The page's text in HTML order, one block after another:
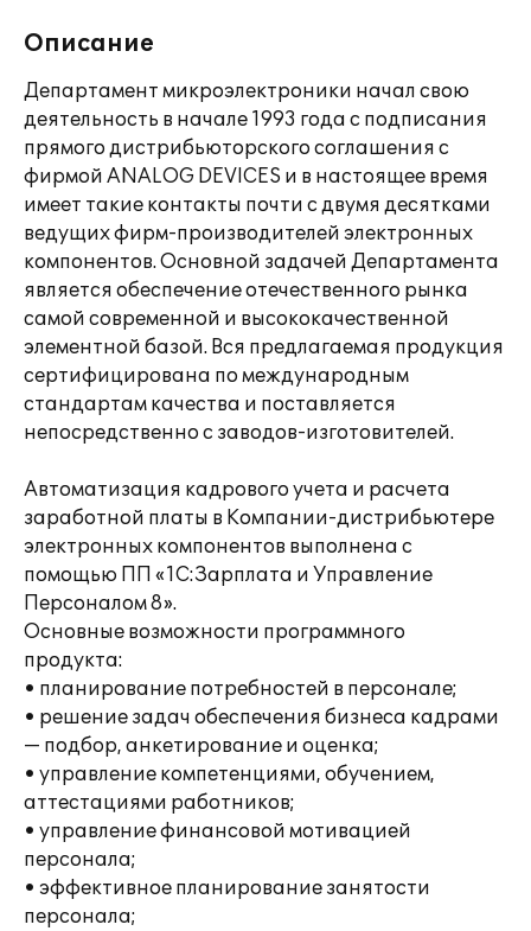
Описание
Департамент микроэлектроники начал свою
деятельность в начале 1993 года с подписания
прямого дистрибьюторского соглашения с
фирмой ANALOG DEVICES и в настоящее время
имеет такие контакты почти с двумя десятками
ведущих фирм-производителей электронных
компонентов. Основной задачей Департамента
является обеспечение отечественного рынка
самой современной и высококачественной
элементной базой. Вся предлагаемая продукция
сертифицирована по международным
стандартам качества и поставляется
непосредственно с заводов-изготовителей.
Автоматизация кадрового учета и расчета
заработной платы в Компании-дистрибьютере
электронных компонентов выполнена с
помощью ПП «1С:Зарплата и Управление
Персоналом 8».
Основные возможности программного
продукта:
• планирование потребностей в персонале;
• решение задач обеспечения бизнеса кадрами
— подбор, анкетирование и оценка;
• управление компетенциями, обучением,
аттестациями работников;
• управление финансовой мотивацией
персонала;
• эффективное планирование занятости
персонала;